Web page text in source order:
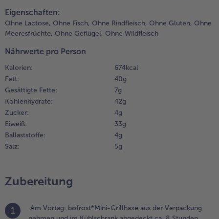
Weiterempfehlen &
einem
und
einem
oder
und
über
und
Salz und
und
Eigenschaften:
Ohne Lactose, Ohne Fisch, Ohne Rindfleisch, Ohne Gluten, Ohne
Meeresfrüchte, Ohne Geflügel, Ohne Wildfleisch
Nährwerte pro Person
Kalorien:
674 kcal
Fett:
40 g
Gesättigte Fette:
7 g
Kohlenhydrate:
42 g
Zucker:
4 g
Eiweiß:
33 g
Ballaststoffe:
4 g
Salz:
5 g
Zubereitung
1
Am Vortag: bofrost*Mini-Grillhaxe aus der Verpackung